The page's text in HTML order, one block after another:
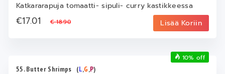
Katkararapuja tomaatti- sipuli- curry kastikkeessa
€17.01€ 18.90 Lisää Koriin
55. Butter Shrimps (L,G,P)
10% off